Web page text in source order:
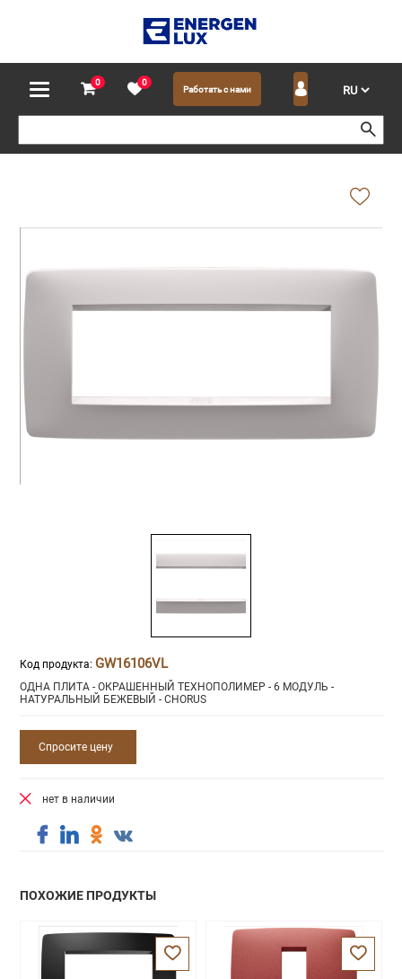
0 0
Работать с нами
Код продукта: GW16106VL
ОДНА ПЛИТА - ОКРАШЕННЫЙ ТЕХНОПОЛИМЕР - 6 МОДУЛЬ -
НАТУРАЛЬНЫЙ БЕЖЕВЫЙ - CHORUS
Спросите цену
нет в наличии
ПОХОЖИЕ ПРОДУКТЫ